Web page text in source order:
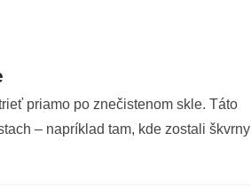
priamo po znečistenom skle. Táto
– napríklad tam, kde zostali škvrny